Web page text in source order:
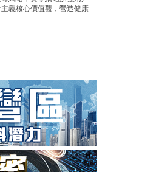
義核心價值觀，營造健康